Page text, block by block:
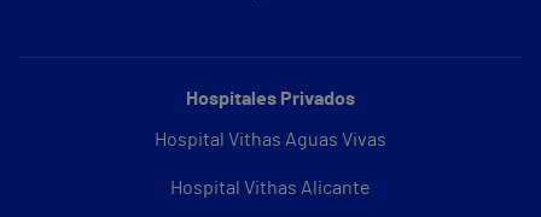
Hospitales Privados
Hospital Vithas Aguas Vivas
Hospital Vithas Alicante